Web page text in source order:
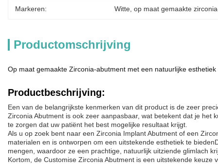
Markeren: Witte, op maat gemaakte
Productomschrijving
Op maat gemaakte Zirconia-abutment met een natuurlijke
Productbeschrijving:
Een van de belangrijkste kenmerken van dit product is de zeer
Zirconia Abutment is ook zeer aanpasbaar, wat betekent dat je
te zorgen dat uw patiënt het best mogelijke resultaat krijgt.
Als u op zoek bent naar een Zirconia Implant Abutment of een
materialen en is ontworpen om een uitstekende esthetiek te
mengen, waardoor ze een prachtige, natuurlijk uitziende glimlach
Kortom, de Customise Zirconia Abutment is een uitstekende